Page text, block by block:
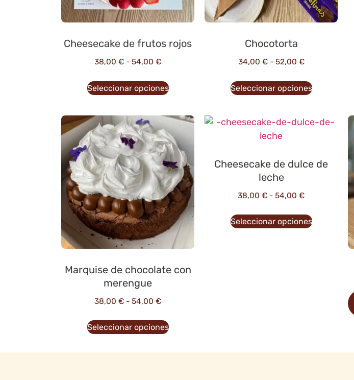
Cheesecake de frutos rojos
38,00 € - 54,00 €
Seleccionar opciones
Chocotorta
34,00 € - 52,00 €
Seleccionar opciones
Marquise de chocolate con
merengue
38,00 € - 54,00 €
Seleccionar opciones
Cheesecake de dulce de
leche
38,00 € - 54,00 €
Seleccionar opciones